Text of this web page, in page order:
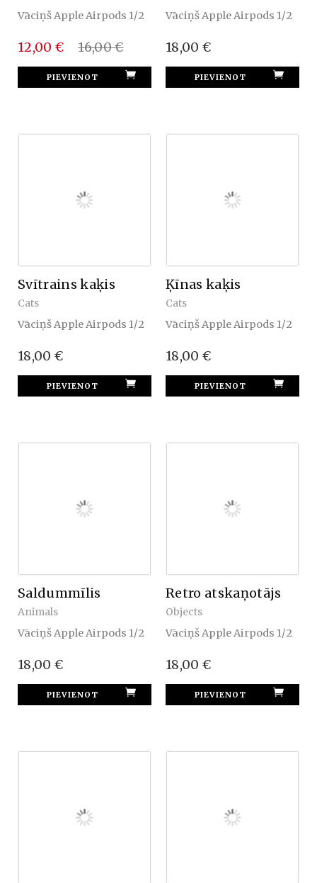
Vāciņš Apple Airpods 1/2
12,00 € 16,00 €
Vāciņš Apple Airpods 1/2
18,00 €
Svītrains kaķis
Cats
Vāciņš Apple Airpods 1/2
18,00 €
Ķīnas kaķis
Cats
Vāciņš Apple Airpods 1/2
18,00 €
Saldummīlis
Animals
Vāciņš Apple Airpods 1/2
18,00 €
Retro atskaņotājs
Objects
Vāciņš Apple Airpods 1/2
18,00 €